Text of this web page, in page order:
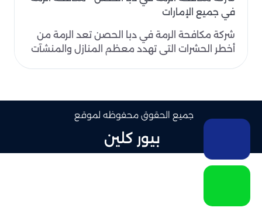
في جميع الإمارات
شركة مكافحة الرمة في دبا الحصن تعد الرمة من
أخطر الحشرات التي تهدد معظم المنازل والمنشآت
جميع الحقوق محفوظه لموقع
بيور كلين